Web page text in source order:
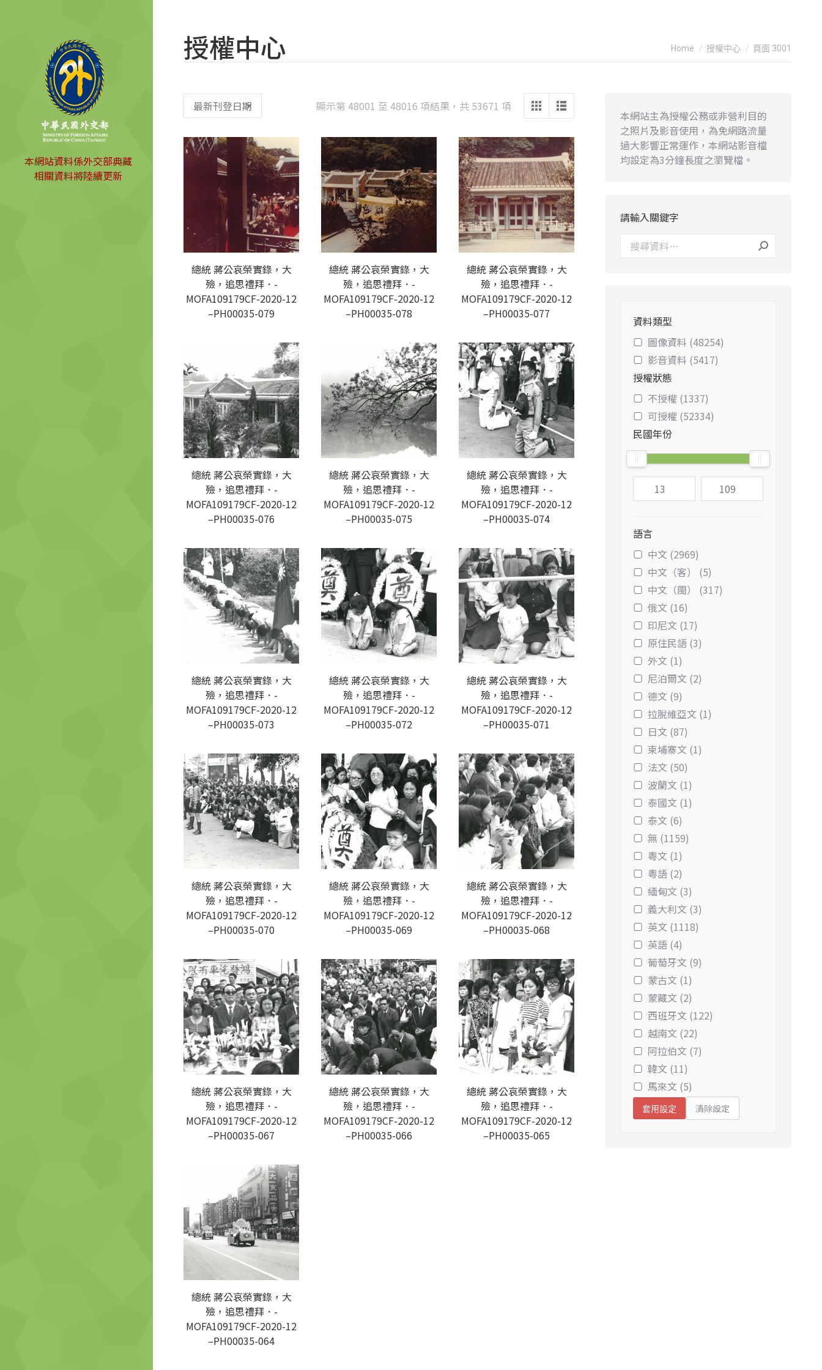
本網站資料係外交部典藏
相關資料將陸續更新
授權中心 You are here:
Home 授權中心 頁面 3001
顯示第 48001 至 48016 項結果，共 53671 項 Sorted
latest
總統 蔣公哀榮實錄，大
殮，追思禮拜．-
MOFA109179CF-2020-12
–PH00035-079
總統 蔣公哀榮實錄，大
殮，追思禮拜．-
MOFA109179CF-2020-12
–PH00035-078
總統 蔣公哀榮實錄，大
殮，追思禮拜．-
MOFA109179CF-2020-12
–PH00035-077
總統 蔣公哀榮實錄，大
殮，追思禮拜．-
MOFA109179CF-2020-12
–PH00035-076
總統 蔣公哀榮實錄，大
殮，追思禮拜．-
MOFA109179CF-2020-12
–PH00035-075
總統 蔣公哀榮實錄，大
殮，追思禮拜．-
MOFA109179CF-2020-12
–PH00035-074
總統 蔣公哀榮實錄，大
殮，追思禮拜．-
MOFA109179CF-2020-12
–PH00035-073
總統 蔣公哀榮實錄，大
殮，追思禮拜．-
MOFA109179CF-2020-12
–PH00035-072
總統 蔣公哀榮實錄，大
殮，追思禮拜．-
MOFA109179CF-2020-12
–PH00035-071
總統 蔣公哀榮實錄，大
殮，追思禮拜．-
MOFA109179CF-2020-12
–PH00035-070
總統 蔣公哀榮實錄，大
殮，追思禮拜．-
MOFA109179CF-2020-12
–PH00035-069
總統 蔣公哀榮實錄，大
殮，追思禮拜．-
MOFA109179CF-2020-12
–PH00035-068
總統 蔣公哀榮實錄，大
殮，追思禮拜．-
MOFA109179CF-2020-12
–PH00035-067
總統 蔣公哀榮實錄，大
殮，追思禮拜．-
MOFA109179CF-2020-12
–PH00035-066
總統 蔣公哀榮實錄，大
殮，追思禮拜．-
MOFA109179CF-2020-12
–PH00035-065
總統 蔣公哀榮實錄，大
殮，追思禮拜．-
MOFA109179CF-2020-12
–PH00035-064
本網站主為授權公務或非營利目的
之照片及影音使用，為免網路流量
過大影響正常運作，本網站影音檔
均設定為3分鐘長度之瀏覽檔。
請輸入關鍵字
資料類型
圖像資料 (48254)
影音資料 (5417)
授權狀態
不授權 (1337)
可授權 (52334)
民國年份
語言
中文 (2969)
中文（客） (5)
中文（閩） (317)
俄文 (16)
印尼文 (17)
原住民語 (3)
外文 (1)
尼泊爾文 (2)
德文 (9)
拉脫維亞文 (1)
日文 (87)
柬埔寨文 (1)
法文 (50)
波蘭文 (1)
泰國文 (1)
泰文 (6)
無 (1159)
粵文 (1)
粵語 (2)
緬甸文 (3)
義大利文 (3)
英文 (1118)
英語 (4)
葡萄牙文 (9)
蒙古文 (1)
蒙藏文 (2)
西班牙文 (122)
越南文 (22)
阿拉伯文 (7)
韓文 (11)
馬來文 (5)
套用設定 清除設定